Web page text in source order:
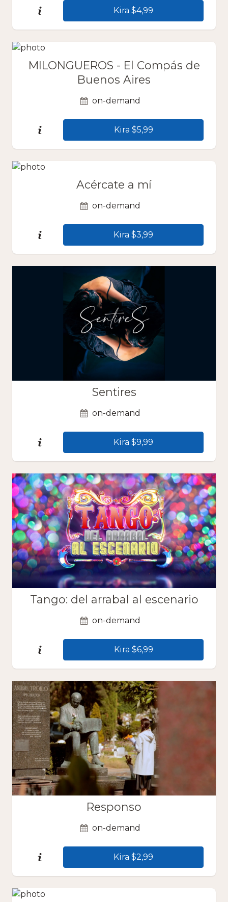
Kira $4,99
MILONGUEROS - El Compás de
Buenos Aires
on-demand
Kira $5,99
Acércate a mí
on-demand
Kira $3,99
Sentires
on-demand
Kira $9,99
Tango: del arrabal al escenario
on-demand
Kira $6,99
Responso
on-demand
Kira $2,99